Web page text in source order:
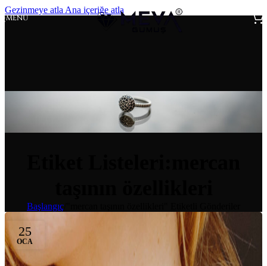
Gezinmeye atla Ana içeriğe atla
MENÜ
Başlangıç
25
OCA